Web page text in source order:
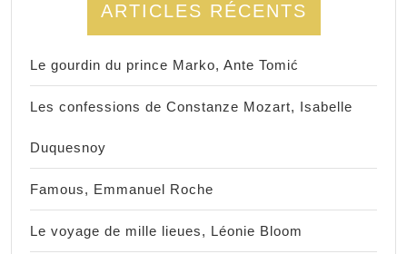
ARTICLES RÉCENTS
Le gourdin du prince Marko, Ante Tomić
Les confessions de Constanze Mozart, Isabelle
Duquesnoy
Famous, Emmanuel Roche
Le voyage de mille lieues, Léonie Bloom